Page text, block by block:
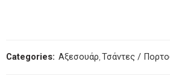
Categories: Αξεσουάρ,Τσάντες /